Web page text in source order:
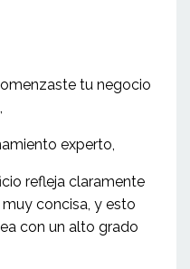
tu negocio
experto,
refleja claramente
concisa, y esto
con un alto grado